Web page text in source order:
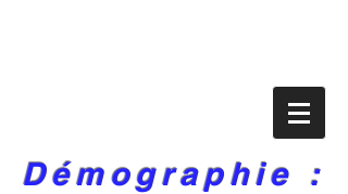
Démographie :